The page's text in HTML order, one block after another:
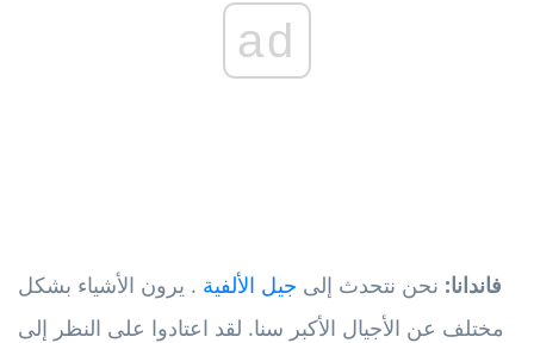
ad
فاندانا: نحن نتحدث إلى جيل الألفية . يرون الأشياء بشكل
مختلف عن الأجيال الأكبر سنا. لقد اعتادوا على النظر إلى